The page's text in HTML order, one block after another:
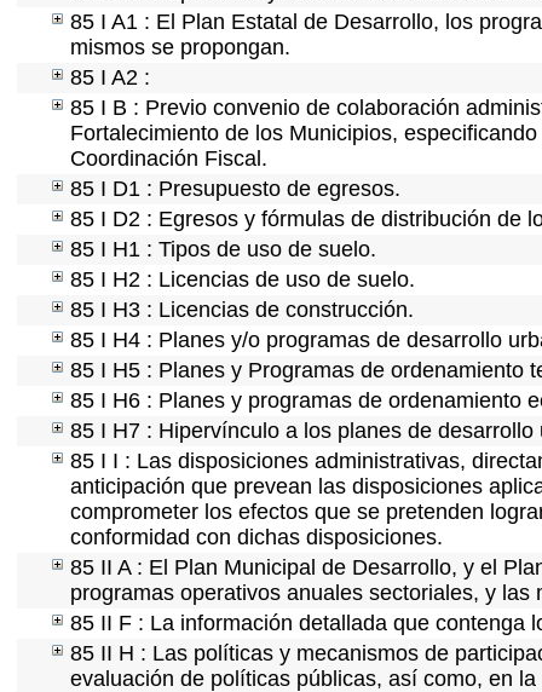
85 I A1 : El Plan Estatal de Desarrollo, los
mismos se propongan.
85 I A2 :
85 I B : Previo convenio de colaboración
Fortalecimiento de los Municipios,
Coordinación Fiscal.
85 I D1 : Presupuesto de egresos.
85 I D2 : Egresos y fórmulas de distribución de
85 I H1 : Tipos de uso de suelo.
85 I H2 : Licencias de uso de suelo.
85 I H3 : Licencias de construcción.
85 I H4 : Planes y/o programas de desarrollo
85 I H5 : Planes y Programas de ordenamiento
85 I H6 : Planes y programas de ordenamiento
85 I H7 : Hipervínculo a los planes de desarrollo
85 I I : Las disposiciones administrativas,
anticipación que prevean las disposiciones
comprometer los efectos que se pretenden
conformidad con dichas disposiciones.
85 II A : El Plan Municipal de Desarrollo, y el
programas operativos anuales sectoriales, y
85 II F : La información detallada que contenga
85 II H : Las políticas y mecanismos de
evaluación de políticas públicas, así como, en